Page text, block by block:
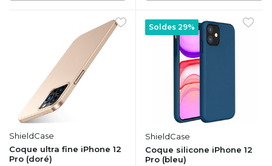
ShieldCase
Coque ultra fine iPhone 12
Pro (doré)
Soldes 29%
ShieldCase
Coque silicone iPhone 12
Pro (bleu)